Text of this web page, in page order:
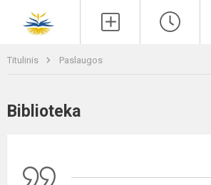
Titulinis Paslaugos
Biblioteka